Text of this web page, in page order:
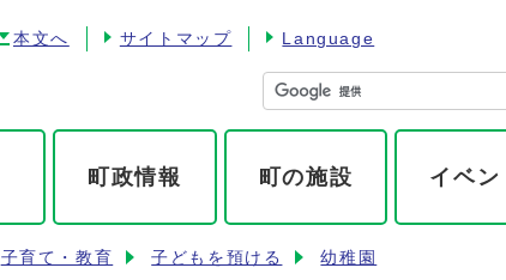
本文へ サイトマップ Language
町政情報 町の施設 イベン
子育て・教育 子どもを預ける 幼稚園